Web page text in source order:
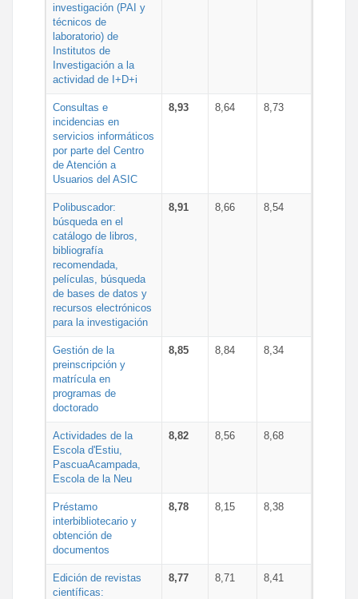
investigación (PAI y
técnicos de
laboratorio) de
Institutos de
Investigación a la
actividad de I+D+i
Consultas e
incidencias en
servicios informáticos
por parte del Centro
de Atención a
Usuarios del ASIC
8,93 8,64 8,73
Polibuscador:
búsqueda en el
catálogo de libros,
bibliografía
recomendada,
películas, búsqueda
de bases de datos y
recursos electrónicos
para la investigación
8,91 8,66 8,54
Gestión de la
preinscripción y
matrícula en
programas de
doctorado
8,85 8,84 8,34
Actividades de la
Escola d'Estiu,
PascuaAcampada,
Escola de la Neu
8,82 8,56 8,68
Préstamo
interbibliotecario y
obtención de
documentos
8,78 8,15 8,38
Edición de revistas
científicas:
8,77 8,71 8,41